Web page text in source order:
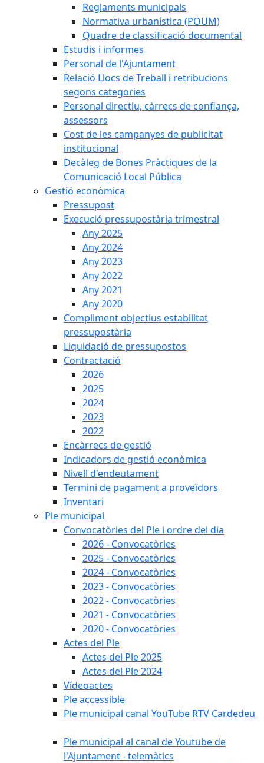
Reglaments municipals
Normativa urbanística (POUM)
Quadre de classificació documental
Estudis i informes
Personal de l'Ajuntament
Relació Llocs de Treball i retribucions
segons categories
Personal directiu, càrrecs de confiança,
assessors
Cost de les campanyes de publicitat
institucional
Decàleg de Bones Pràctiques de la
Comunicació Local Pública
Gestió econòmica
Pressupost
Execució pressupostària trimestral
Any 2025
Any 2024
Any 2023
Any 2022
Any 2021
Any 2020
Compliment objectius estabilitat
pressupostària
Liquidació de pressupostos
Contractació
2026
2025
2024
2023
2022
Encàrrecs de gestió
Indicadors de gestió econòmica
Nivell d'endeutament
Termini de pagament a proveïdors
Inventari
Ple municipal
Convocatòries del Ple i ordre del dia
2026 - Convocatòries
2025 - Convocatòries
2024 - Convocatòries
2023 - Convocatòries
2022 - Convocatòries
2021 - Convocatòries
2020 - Convocatòries
Actes del Ple
Actes del Ple 2025
Actes del Ple 2024
Vídeoactes
Ple accessible
Ple municipal canal YouTube RTV Cardedeu
Ple municipal al canal de Youtube de
l'Ajuntament - telemàtics